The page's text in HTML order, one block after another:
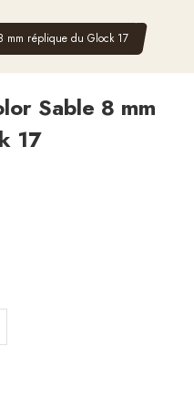
mm réplique du Glock 17
Sable 8 mm
17